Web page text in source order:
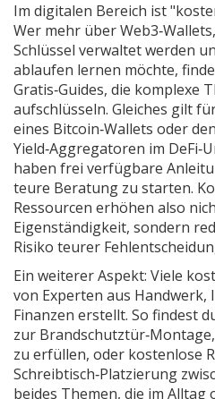
Im digitalen Bereich ist
Wer mehr überWeb3‑Wallets,
Schlüssel verwaltet werden
ablaufen lernen möchte,
Gratis‑Guides, die komplexe
aufschlüsseln. Gleiches gilt
eines Bitcoin‑Wallets oder
Yield‑Aggregatoren im
haben frei verfügbare
teure Beratung zu starten.
Ressourcen erhöhen also
Eigenständigkeit, sondern
Risiko teurer
Ein weiterer Aspekt: Viele
von Experten aus
Finanzen erstellt. So findest
zur
zu erfüllen, oder kostenlose
Schreibtisch‑Platzierung
beides Themen, die im